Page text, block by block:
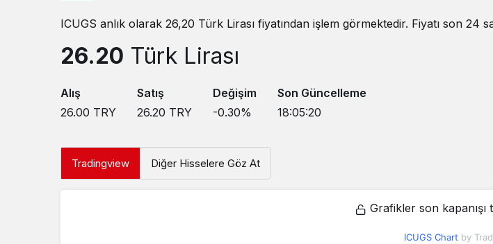
ICUGS anlık olarak 26,20 Türk Lirası fiyatından işlem görmektedir. Fiyatı son 24
26.20 Türk Lirası
Alış
26.00 TRY
Satış
26.20 TRY
Değişim
-0.30%
Son Güncelleme
18:05:20
Tradingview Diğer Hisselere Göz At
Grafikler son kapanışı
ICUGS Chart by